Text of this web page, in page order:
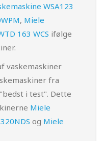
WSA123
, Miele
163 WCS ifølge
vaskemaskiner
fra
i test". Dette
Miele
og Miele